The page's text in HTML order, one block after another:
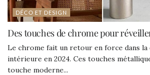
DÉCO ET DESIGN
Des touches de chrome pour
Le chrome fait un retour en force dans
intérieure en 2024. Ces touches
touche moderne...